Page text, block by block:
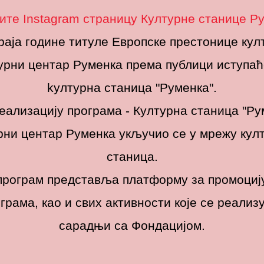
припрема за премијерно извођење представе “Кирија”
извођења 05.06. и поновног 06.06.2019. у Културном
са почетком у 17 часова,како би и новосадска
“Руменка”.
Instagram страницу Културне станице
године титуле Европске престонице
центар Руменка према публици
kултурна станица "Руменка".
програма - Културна станица
центар Руменка укључио се у мрежу
станица.
представља платформу за
као и свих активности које се
сарадњи са Фондацијом.